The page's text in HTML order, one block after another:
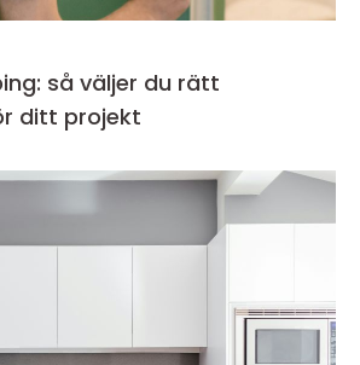
så väljer du rätt
ditt projekt